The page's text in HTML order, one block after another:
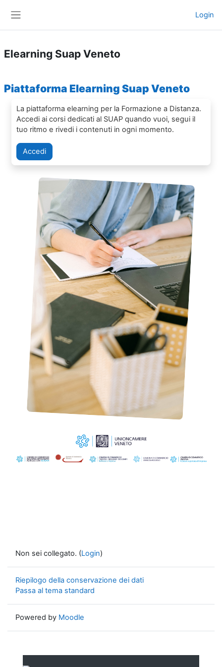
Login
Elearning Suap Veneto
Piattaforma Elearning Suap Veneto
La piattaforma elearning per la Formazione a Distanza.
Accedi ai corsi dedicati al SUAP quando vuoi, segui il
tuo ritmo e rivedi i contenuti in ogni momento.
Accedi
Non sei collegato. (Login)
Riepilogo della conservazione dei dati
Passa al tema standard
Powered by Moodle